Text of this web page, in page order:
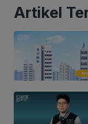
Artikel